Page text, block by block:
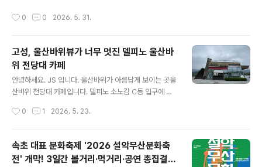
않고도 이런 멋진 모습을 볼 수 있다니, 정말 멋진 리조트입
숙회도 맛있을 거 같고... 오징어 난전 주변으로 차량이 많
9호, 11호어디가 좋냐? 묻지 마세요.제가 가는 곳은 여기
번호가 없답니다.그리고 어딜 가나 동일한 가격이라 더 좋
다 안 좋다가 없어요.그냥 사장님의 말투가 평가를 결정하
는 거 아닐까 싶어요. 어느 호에 가나 오징어회는 같습니다.
원일 1..
0 0 2026. 5. 31.
고성, 울산바위뷰가 너무 멋진 델피노 울산바
위 전당대 카페
안녕하세요. JS 입니다. 울산바위가 아름답게 보이는 곳울
산바위 전당대 카페입니다. 델피노 소노캄 C동 입구에 위
토성면 미시령옛길 1153 전망대에 올라가 뷰를 감사합니
려 봅니다. 어떠세요?구름이 걸려 있는 우산바위산신령이
내려와 덕담을 나누고 있는 모습니다. 저 멀리 구름이 다가
0 1 2026. 5. 23.
속초 대표 문화축제 '2026 설악무산문화축
전' 개막! 3일간 볼거리·먹거리·공연 총집결 +